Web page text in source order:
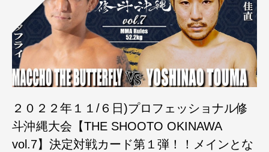
２０２２年１１/６日)プロフェッショナル修
斗沖縄大会【THE SHOOTO OKINAWA
vol.7】決定対戦カード第１弾！！メインとな